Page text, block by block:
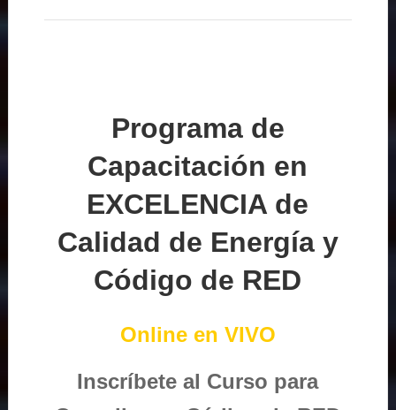
Programa de
Capacitación en
EXCELENCIA de
Calidad de Energía y
Código de RED
Online en VIVO
Inscríbete al Curso para